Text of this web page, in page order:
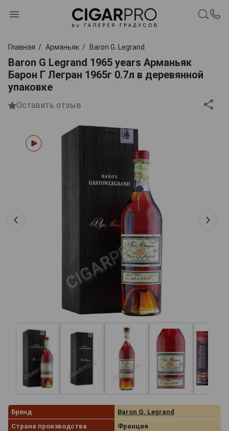
Главная Арманьяк Baron G. Legrand
Baron G Legrand 1965 years Арманьяк
Барон Г Легран 1965г 0.7л в деревянной
упаковке
Оставить отзыв
Бренд
Baron G. Legrand
Страна производства
Франция